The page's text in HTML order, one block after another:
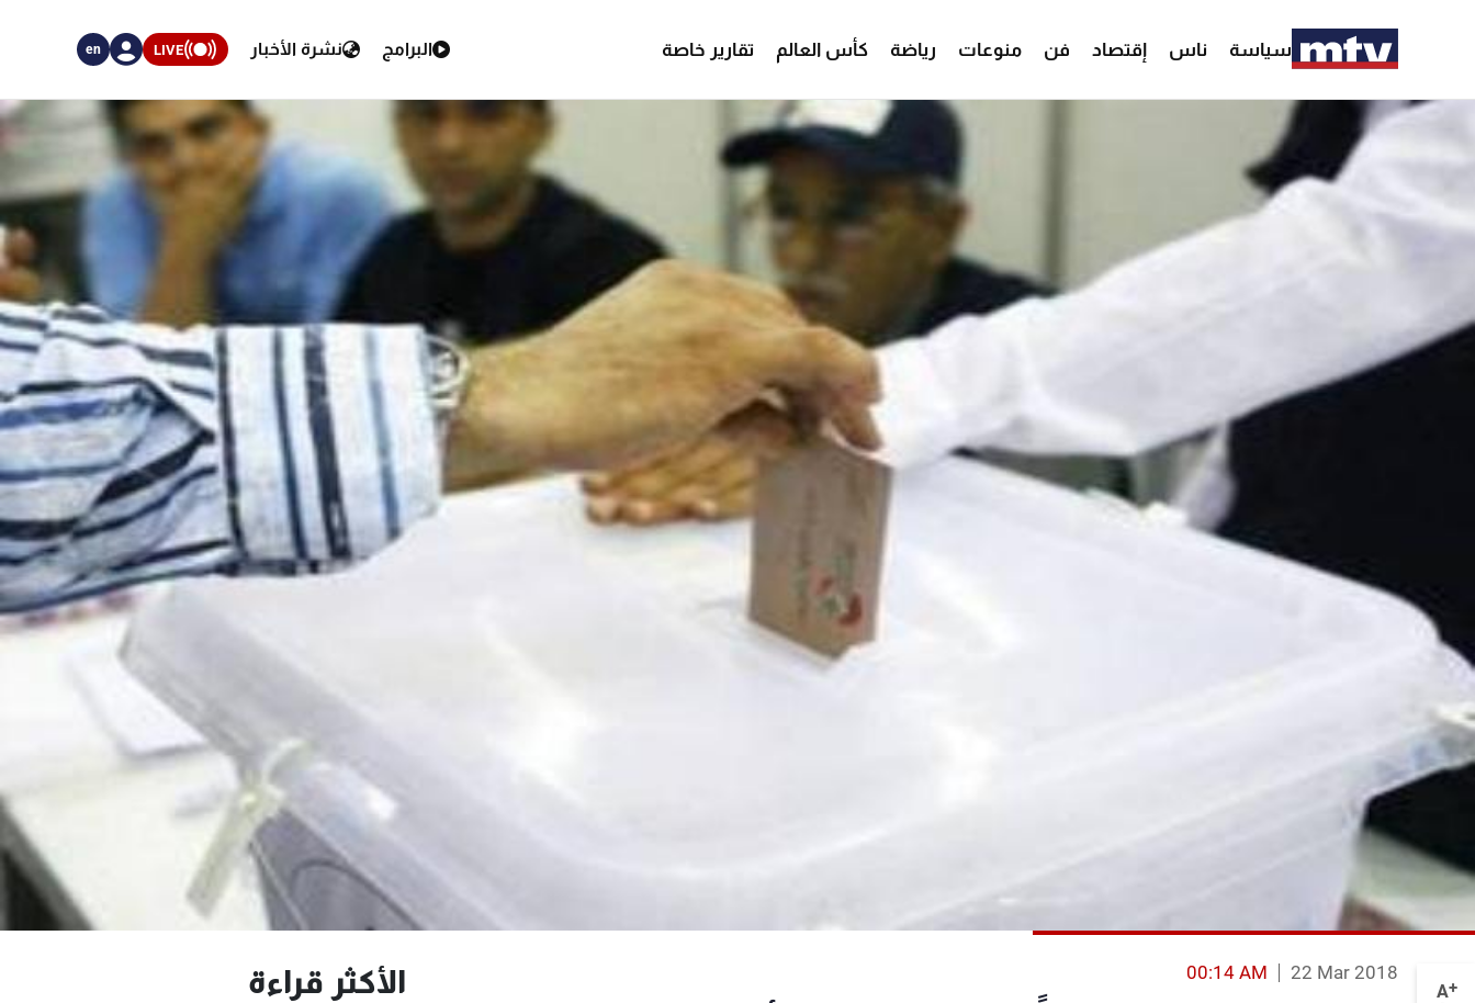
سياسة ناس إقتصاد فن منوعات رياضة كأس العالم تقارير خاصة البرامج نشرة الأخبار LIVE
en
A+
22 Mar 2018
00:14 AM الأكثر قراءة